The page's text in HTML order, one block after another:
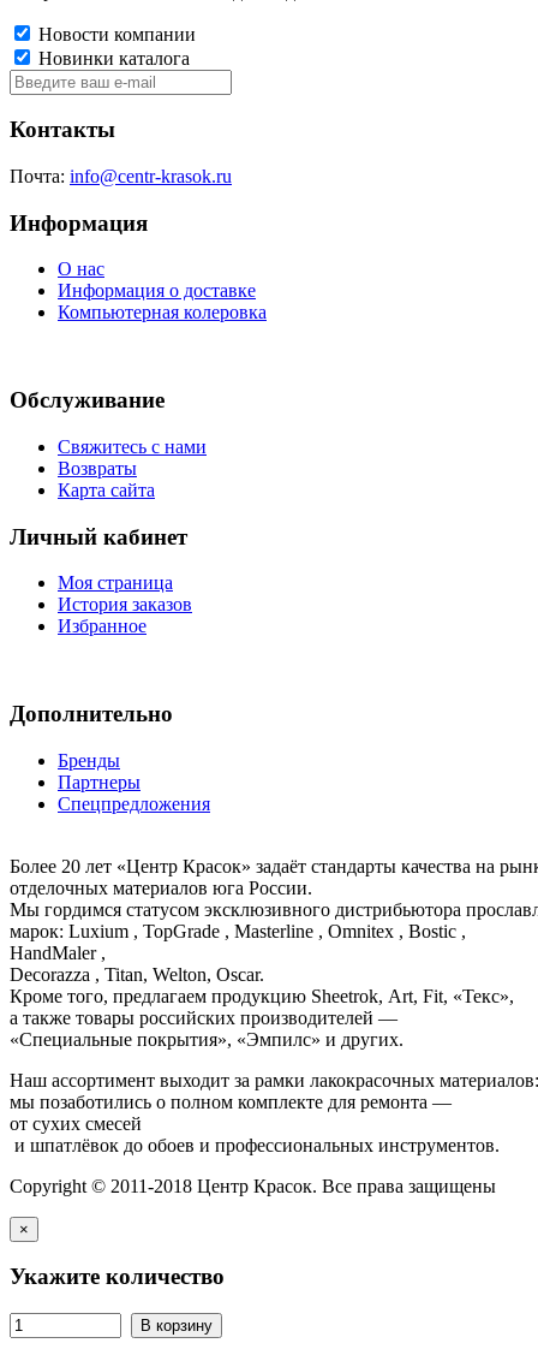
Новости компании
Новинки каталога
Контакты
Почта: info@centr-krasok.ru
Информация
О нас
Информация о доставке
Компьютерная колеровка
Обслуживание
Свяжитесь с нами
Возвраты
Карта сайта
Личный кабинет
Моя страница
История заказов
Избранное
Дополнительно
Бренды
Партнеры
Спецпредложения
Более 20 лет «Центр Красок» задаёт стандарты качества на
отделочных материалов юга России.
Мы гордимся статусом эксклюзивного дистрибьютора
марок: Luxium , TopGrade , Masterline , Omnitex , Bostic ,
HandMaler ,
Decorazza , Titan, Welton, Oscar.
Кроме того, предлагаем продукцию Sheetrok, Art, Fit, «Текс»,
а также товары российских производителей —
«Специальные покрытия», «Эмпилс» и других.
Наш ассортимент выходит за рамки лакокрасочных
мы позаботились о полном комплекте для ремонта —
от сухих смесей
и шпатлёвок до обоев и профессиональных инструментов.
Copyright © 2011-2018 Центр Красок. Все права защищены
×
Укажите количество
В корзину